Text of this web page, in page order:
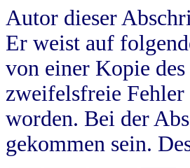
Autor dieser
Er weist auf
von einer Kopie
zweifelsfreie
worden. Bei der
gekommen sein.